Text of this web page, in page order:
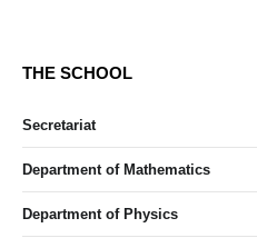
THE SCHOOL
Secretariat
Department of Mathematics
Department of Physics